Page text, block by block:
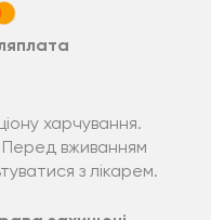
харчування.
Перед вживанням
з лікарем.